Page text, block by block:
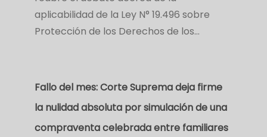
aplicabilidad de la Ley N° 19.496 sobre
Protección de los Derechos de los…
Fallo del mes: Corte Suprema deja firme
la nulidad absoluta por simulación de una
compraventa celebrada entre familiares